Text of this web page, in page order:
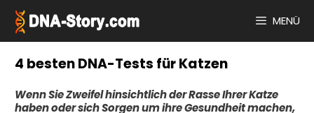
Inhalt
springen
MENÜ
4 besten DNA-Tests für Katzen
Wenn Sie Zweifel hinsichtlich der Rasse Ihrer Katze
haben oder sich Sorgen um ihre Gesundheit machen,